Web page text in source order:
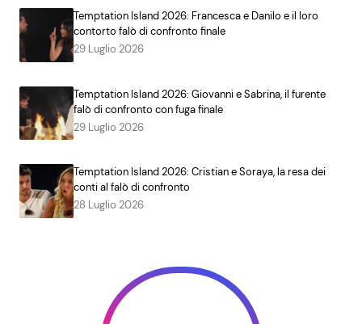
Temptation Island 2026: Francesca e Danilo e il loro
contorto falò di confronto finale
29 Luglio 2026
Temptation Island 2026: Giovanni e Sabrina, il furente
falò di confronto con fuga finale
29 Luglio 2026
Temptation Island 2026: Cristian e Soraya, la resa dei
conti al falò di confronto
28 Luglio 2026